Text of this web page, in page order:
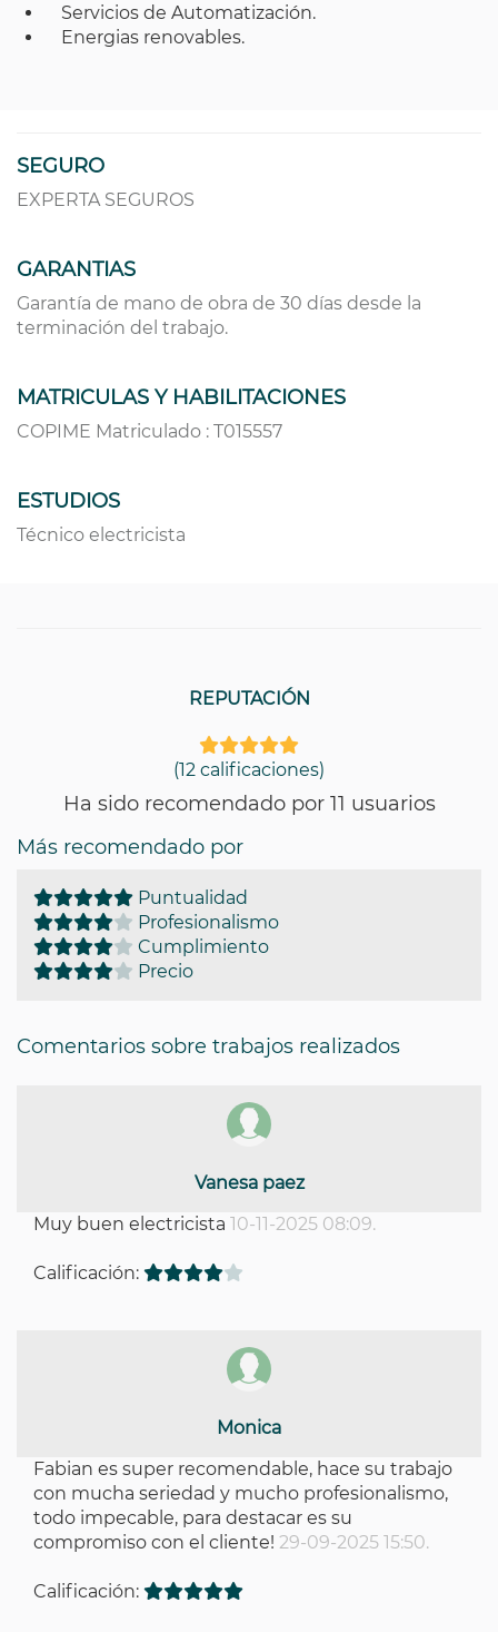
Servicios de Automatización.
Energias renovables.
SEGURO
EXPERTA SEGUROS
GARANTIAS
Garantía de mano de obra de 30 días desde la
terminación del trabajo.
MATRICULAS Y HABILITACIONES
COPIME Matriculado : T015557
ESTUDIOS
Técnico electricista
REPUTACIÓN
(12 calificaciones)
Ha sido recomendado por 11 usuarios
Más recomendado por
Puntualidad
Profesionalismo
Cumplimiento
Precio
Comentarios sobre trabajos realizados
Vanesa paez
Muy buen electricista 10-11-2025 08:09.
Calificación:
Monica
Fabian es super recomendable, hace su trabajo
con mucha seriedad y mucho profesionalismo,
todo impecable, para destacar es su
compromiso con el cliente! 29-09-2025 15:50.
Calificación: